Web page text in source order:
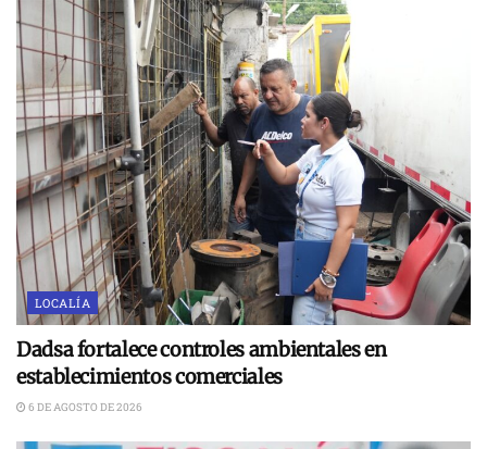
LOCALÍA
Dadsa fortalece controles ambientales en
establecimientos comerciales
6 DE AGOSTO DE 2026